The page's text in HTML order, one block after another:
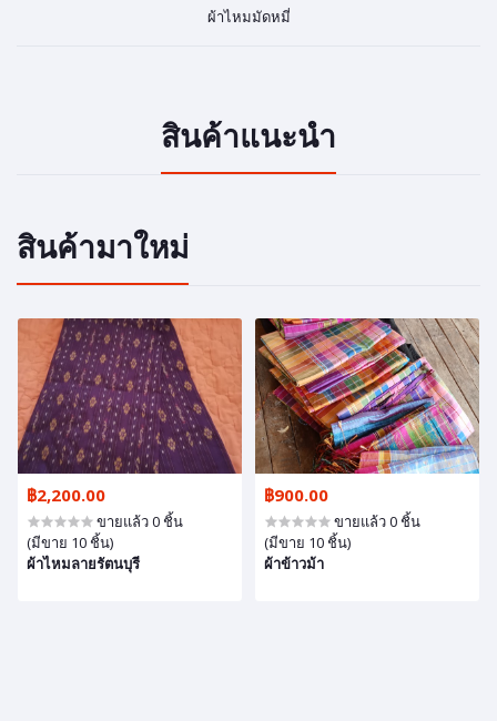
ผ้าไหมมัดหมี่
สินค้าแนะนำ
สินค้ามาใหม่
฿2,200.00
ขายแล้ว 0 ชิ้น
(มีขาย 10 ชิ้น)
ผ้าไหมลายรัตนบุรี
฿900.00
ขายแล้ว 0 ชิ้น
(มีขาย 10 ชิ้น)
ผ้าข้าวม้า